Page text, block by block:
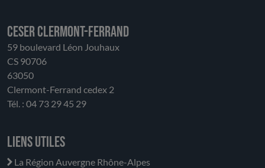
CESER Clermont-Ferrand
59 boulevard Léon Jouhaux
CS 90706
63050
Clermont-Ferrand cedex 2
Tél. : 04 73 29 45 29
Liens utiles
La Région Auvergne Rhône-Alpes